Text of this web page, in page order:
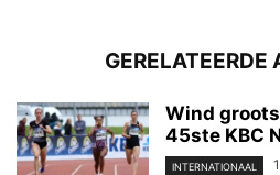
GERELATEERDE
Wind
45ste KBC
INTERNATIONAAL